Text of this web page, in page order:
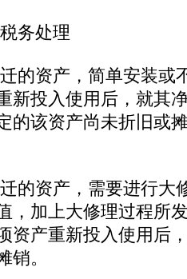
务处理
资产，简单安装或
新投入使用后，就其
的该资产尚未折旧或
资产，需要进行大
，加上大修理过程所
资产重新投入使用后
销。